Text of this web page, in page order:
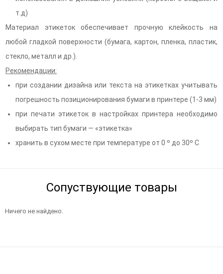
т.д)
Материал этикеток обеспечивает прочную клейкость на
любой гладкой поверхности (бумага, картон, пленка, пластик,
стекло, металл и др.).
Рекомендации:
при создании дизайна или текста на этикетках учитывать
погрешность позиционирования бумаги в принтере (1-3 мм)
при печати этикеток в настройках принтера необходимо
выбирать тип бумаги — «этикетка»
хранить в сухом месте при температуре от 0 º до 30º С
Сопуствующие товары
Ничего не найдено.